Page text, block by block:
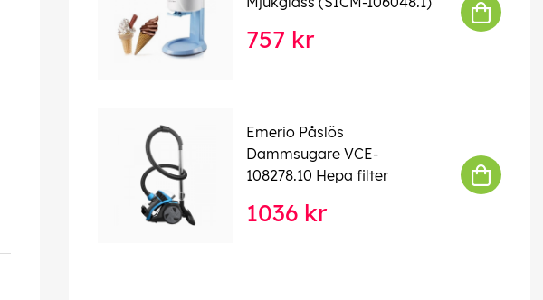
757 kr
Emerio Påslös
Dammsugare VCE-
108278.10 Hepa filter
1036 kr